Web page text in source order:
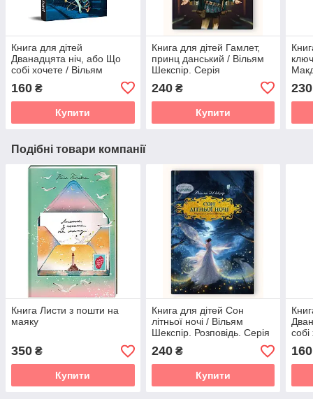
Книга для дітей
Дванадцята ніч, або Що
собі хочете / Вільям
Літературна скарбничка
160 ₴
Купити
Книга для дітей Гамлет,
принц данський / Вільям
Шекспір. Серія
Літературна скарбничка
240₴
Купити
230
Подібні товари компанії
Книга Листи з пошти на
маяку
350 ₴
Купити
Книга для дітей Сон
літньої ночі / Вільям
Шекспір. Розповідь. Серія
Літературна скарбничка
240₴
Купити
160